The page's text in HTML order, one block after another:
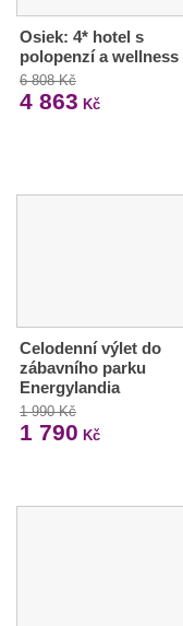
Osiek: 4* hotel s
polopenzí a wellness
6 808 Kč
4 863 Kč
Celodenní výlet do
zábavního parku
Energylandia
1 990 Kč
1 790 Kč